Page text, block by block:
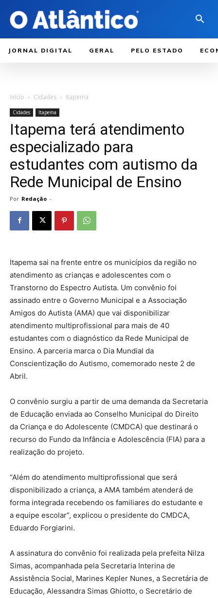
JORNAL DIGITAL GERAL PELO ESTADO
Início Cidades Itapema
Cidades Itapema
Itapema terá atendimento
especializado para
estudantes com autismo da
Rede Municipal de Ensino
Por Redação -
Itapema sai na frente entre os municípios da região no
atendimento as crianças e adolescentes com o
Transtorno do Espectro Autista. Um convênio foi
assinado entre o Governo Municipal e a Associação
Amigos do Autista (AMA) que vai disponibilizar
atendimento multiprofissional para mais de 40
estudantes com o diagnóstico da Rede Municipal de
Ensino. A parceria marca o Dia Mundial da
Conscientização do Autismo, comemorado neste 2 de
Abril.
O convênio surgiu a partir de uma demanda da Secretaria
de Educação enviada ao Conselho Municipal do Direito
da Criança e do Adolescente (CMDCA) que destinará o
recurso do Fundo da Infância e Adolescência (FIA) para a
realização do projeto.
“Além do atendimento multiprofissional que será
disponibilizado a criança, a AMA também atenderá de
forma integrada recebendo os familiares do estudante e
a equipe escolar”, explicou o presidente do CMDCA,
Eduardo Forgiarini.
A assinatura do convênio foi realizada pela prefeita Nilza
Simas, acompanhada pela Secretaria Interina de
Assistência Social, Marines Kepler Nunes, a Secretária de
Educação, Alessandra Simas Ghiotto, o Secretário de